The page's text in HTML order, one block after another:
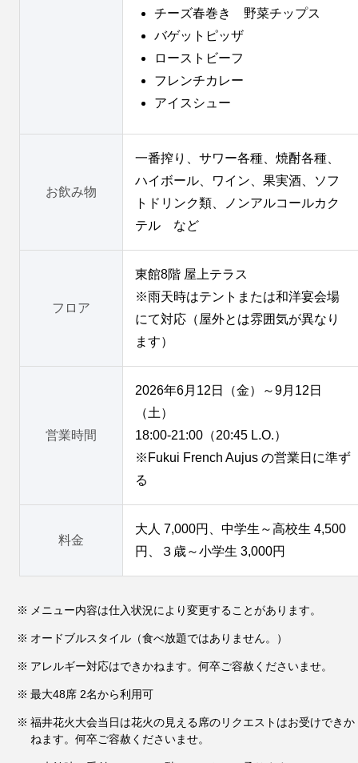
チーズ春巻き 野菜チップス
バゲットピッザ
ローストビーフ
フレンチカレー
アイスシュー
お飲み物
一番搾り、サワー各種、焼酎各種、
ハイボール、ワイン、果実酒、ソフ
トドリンク類、ノンアルコールカク
テル など
フロア
東館8階 屋上テラス
※雨天時はテントまたは和洋宴会場
にて対応（屋外とは雰囲気が異なり
ます）
営業時間
2026年6月12日（金）～9月12日
（土）
18:00-21:00（20:45 L.O.）
※Fukui French Aujus の営業日に準ず
る
料金
大人 7,000円、中学生～高校生 4,500
円、３歳～小学生 3,000円
メニュー内容は仕入状況により変更することがあります。
オードブルスタイル（食べ放題ではありません。）
アレルギー対応はできかねます。何卒ご容赦くださいませ。
最大48席 2名から利用可
福井花火大会当日は花火の見える席のリクエストはお受けできか
ねます。何卒ご容赦くださいませ。